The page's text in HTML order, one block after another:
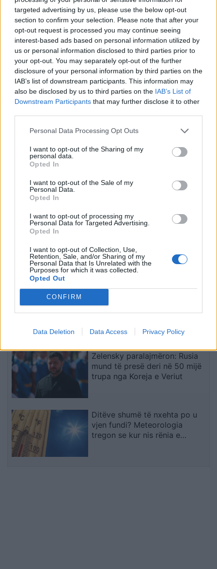
targeted advertising by us, please use the below opt-out
section to confirm your selection. Please note that after your
opt-out request is processed you may continue seeing
interest-based ads based on personal information utilized by
us or personal information disclosed to third parties prior to
your opt-out. You may separately opt-out of the further
disclosure of your personal information by third parties on the
IAB’s list of downstream participants. This information may
also be disclosed by us to third parties on the IAB’s List of
Downstream Participants that may further disclose it to other
Personal Data Processing Opt Outs
I want to opt-out of the Sharing of my
personal data.
Opted In
I want to opt-out of the Sale of my
Personal Data.
Opted In
I want to opt-out of processing my
Personal Data for Targeted Advertising.
Opted In
I want to opt-out of Collection, Use,
Retention, Sale, and/or Sharing of my
Personal Data that Is Unrelated with the
Purposes for which it was collected.
Opted Out
CONFIRM
Data Deletion Data Access Privacy Policy
arrestohet polici në Laç
14:35 / 23/06/2021
të fundit
Lamallari shpjegon arsyet e
shpalljes “non grata” të dy
shtetasve nga Maqedonia e
Veriut
bashkëqeveris me Kurtin pa një
Dita e nëntë e protestës në
Divjakë, banorët djegin teserat
kundërshtarët dhe
mbështetësit e Infantinos
pa u ndalur: Shqipëria e rinisë,
Zelensky paralajmëron: Rusia
mund të presë deri në 50 mijë
trupa nga Koreja e Veriut
Ditëve shumë të nxehta po u
vjen fundi? Meteorologia
tregon se kur nis rënia e